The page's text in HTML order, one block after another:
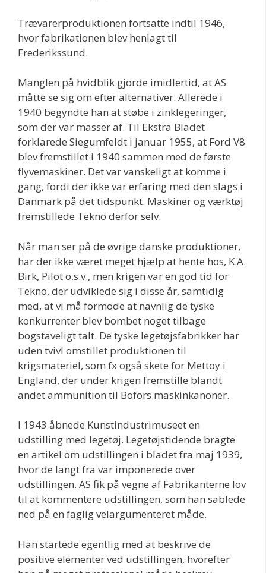
Trævarerproduktionen fortsatte indtil 1946,
hvor fabrikationen blev henlagt til
Frederikssund.
Manglen på hvidblik gjorde imidlertid, at AS
måtte se sig om efter alternativer. Allerede i
1940 begyndte han at støbe i zinklegeringer,
som der var masser af. Til Ekstra Bladet
forklarede Siegumfeldt i januar 1955, at Ford V8
blev fremstillet i 1940 sammen med de første
flyvemaskiner. Det var vanskeligt at komme i
gang, fordi der ikke var erfaring med den slags i
Danmark på det tidspunkt. Maskiner og værktøj
fremstillede Tekno derfor selv.
Når man ser på de øvrige danske produktioner,
har der ikke været meget hjælp at hente hos, K.A.
Birk, Pilot o.s.v., men krigen var en god tid for
Tekno, der udviklede sig i disse år, samtidig
med, at vi må formode at navnlig de tyske
konkurrenter blev bombet noget tilbage
bogstaveligt talt. De tyske legetøjsfabrikker har
uden tvivl omstillet produktionen til
krigsmateriel, som fx også skete for Mettoy i
England, der under krigen fremstille blandt
andet ammunition til Bofors maskinkanoner.
I 1943 åbnede Kunstindustrimuseet en
udstilling med legetøj. Legetøjstidende bragte
en artikel om udstillingen i bladet fra maj 1939,
hvor de langt fra var imponerede over
udstillingen. AS fik på vegne af Fabrikanterne lov
til at kommentere udstillingen, som han sablede
ned på en faglig velargumenteret måde.
Han startede egentlig med at beskrive de
positive elementer ved udstillingen, hvorefter